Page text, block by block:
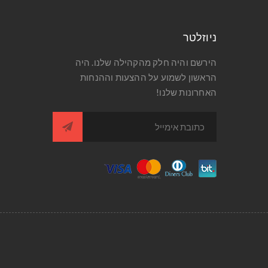
ניוזלטר
הירשם והיה חלק מהקהילה שלנו. היה
הראשון לשמוע על ההצעות וההנחות
האחרונות שלנו!